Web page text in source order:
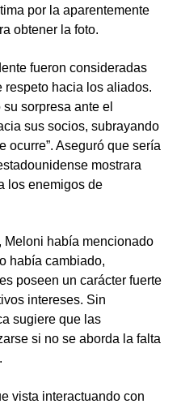
por la aparentemente
obtener la foto.
fueron consideradas
respeto hacia los aliados.
sorpresa ante el
sus socios, subrayando
ocurre”. Aseguró que sería
mostrara
los enemigos de
Meloni había mencionado
había cambiado,
poseen un carácter fuerte
intereses. Sin
sugiere que las
si no se aborda la falta
vista interactuando con